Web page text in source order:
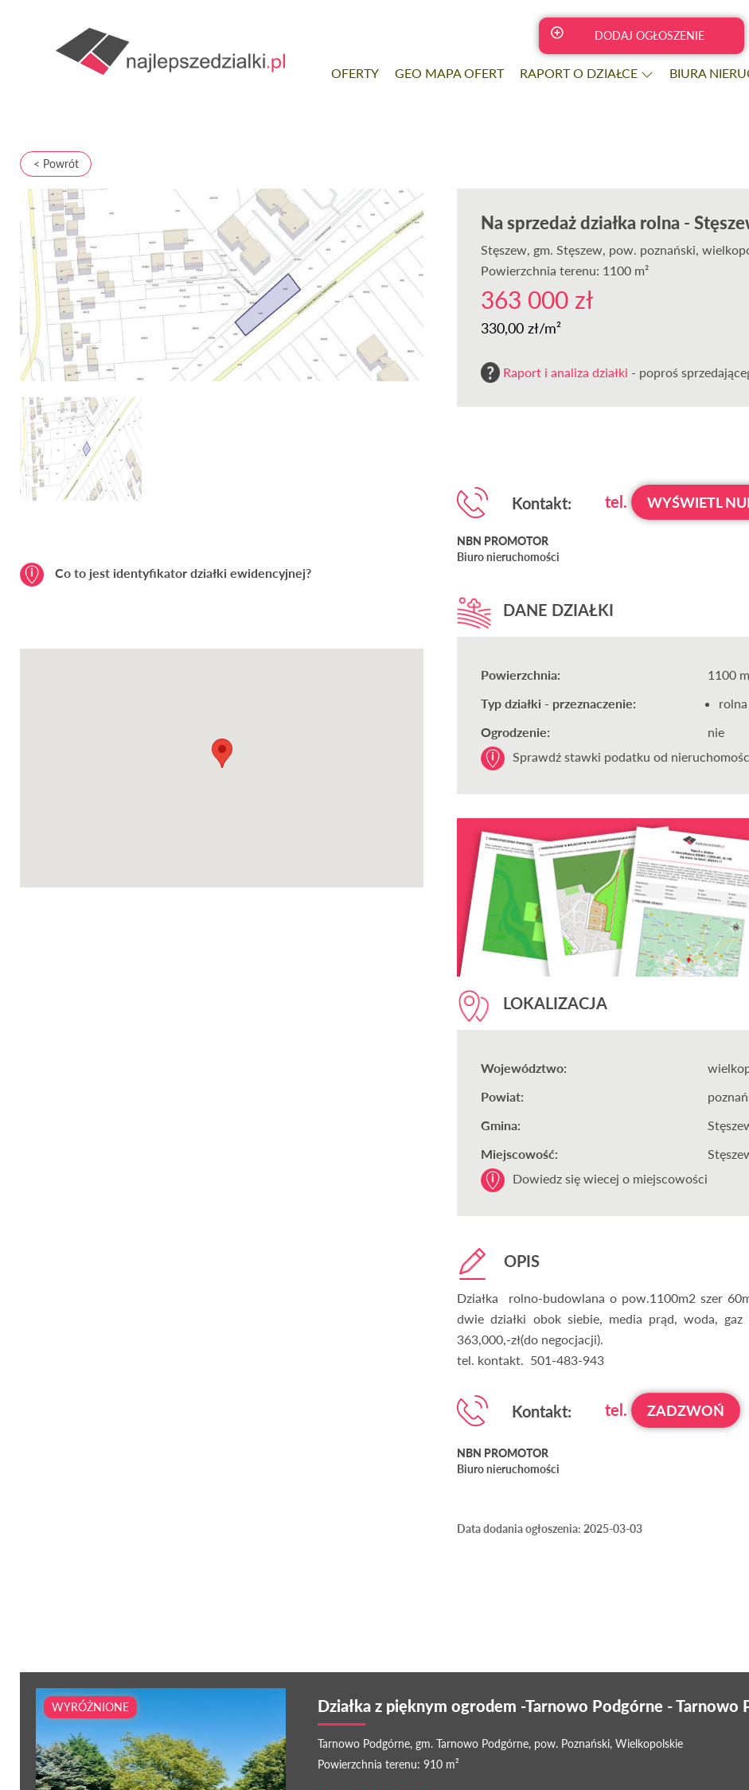
DODAJ OGŁOSZENIE
OFERTY GEO MAPA OFERT RAPORT O DZIAŁCE BIURA
< Powrót
Co to jest identyfikator działki ewidencyjnej?
Na sprzedaż działka rolna -
Stęszew, gm. Stęszew, pow. poznański,
Powierzchnia terenu: 1100 m²
363 000 zł
330,00 zł/m²
Raport i analiza działki - poproś
Kontakt: tel. WYŚWIETL
NBN PROMOTOR
Biuro nieruchomości
DANE DZIAŁKI
Powierzchnia:
1100
Typ działki - przeznaczenie:
rolna
Ogrodzenie:
nie
Sprawdź stawki podatku od
LOKALIZACJA
Województwo:
Powiat:
Gmina:
Miejscowość:
Dowiedz się wiecej o miejscowości
OPIS
Działka rolno-budowlana o pow.1100m2 szer
dwie działki obok siebie, media prąd, woda,
363,000,-zł(do negocjacji).
tel. kontakt. 501-483-943
Kontakt: tel. ZADZWOŃ
NBN PROMOTOR
Biuro nieruchomości
Data dodania ogłoszenia: 2025-03-03
WYRÓŻNIONE Działka z pięknym ogrodem -Tarnowo Podgórne - Tarnowo
Tarnowo Podgórne, gm. Tarnowo Podgórne, pow. Poznański, Wielkopolskie
Powierzchnia terenu: 910 m²